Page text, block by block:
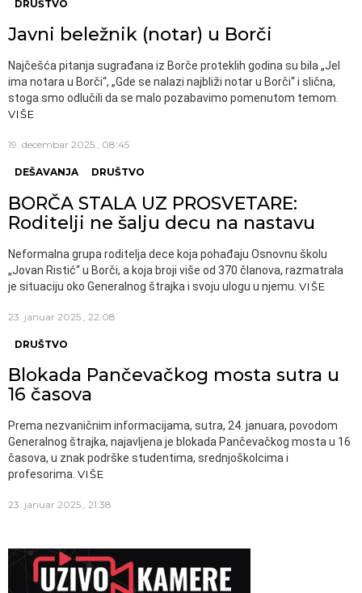
DRUŠTVO
Javni beležnik (notar) u Borči
Najčešća pitanja sugrađana iz Borče proteklih godina su bila „Jel
ima notara u Borči“, „Gde se nalazi najbliži notar u Borči“ i slična,
stoga smo odlučili da se malo pozabavimo pomenutom temom.
VIŠE
19. decembar 2025., 08:45
DEŠAVANJA DRUŠTVO
BORČA STALA UZ PROSVETARE:
Roditelji ne šalju decu na nastavu
Neformalna grupa roditelja dece koja pohađaju Osnovnu školu
„Jovan Ristić“ u Borči, a koja broji više od 370 članova, razmatrala
je situaciju oko Generalnog štrajka i svoju ulogu u njemu. VIŠE
23. januar 2025., 22:08
DRUŠTVO
Blokada Pančevačkog mosta sutra u
16 časova
Prema nezvaničnim informacijama, sutra, 24. januara, povodom
Generalnog štrajka, najavljena je blokada Pančevačkog mosta u 16
časova, u znak podrške studentima, srednjoškolcima i
profesorima. VIŠE
23. januar 2025., 21:38